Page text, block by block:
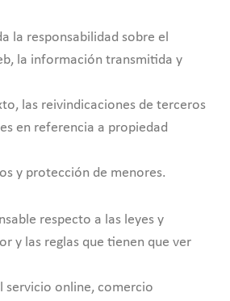
la responsabilidad sobre el
la información transmitida y
las reivindicaciones de terceros
en referencia a propiedad
y protección de menores.
respecto a las leyes y
y las reglas que tienen que ver
servicio online, comercio